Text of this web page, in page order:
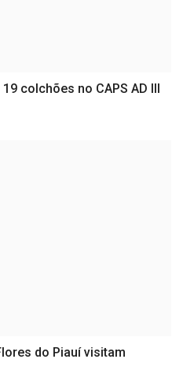
colchões no CAPS AD III
do Piauí visitam